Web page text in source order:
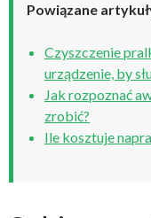
Powiązane
Czyszczenie
urządzenie, by
Jak rozpoznać
zrobić?
Ile kosztuje